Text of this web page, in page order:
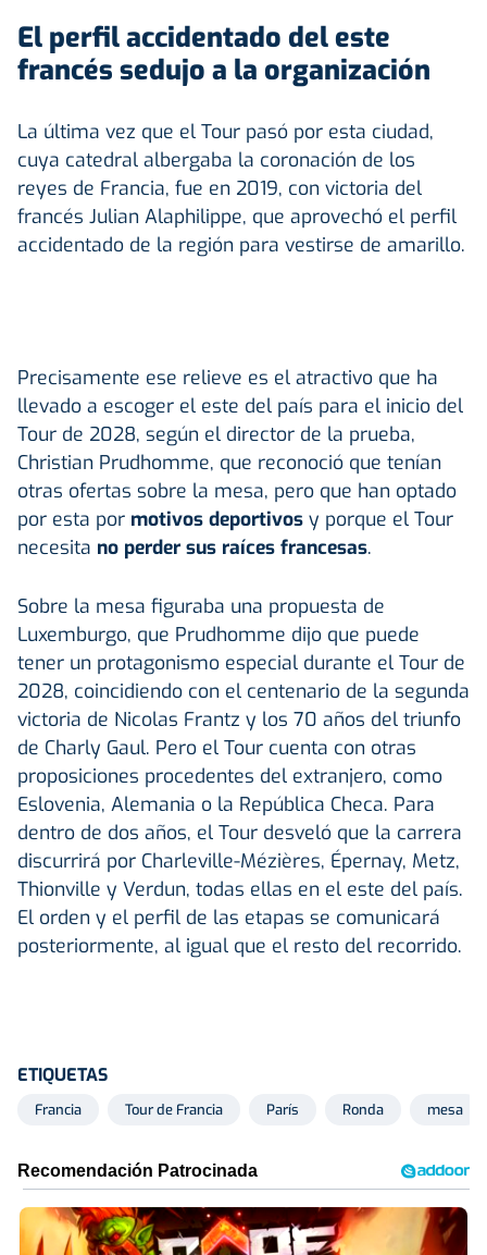
El perfil accidentado del este
francés sedujo a la organización
La última vez que el Tour pasó por esta ciudad,
cuya catedral albergaba la coronación de los
reyes de Francia, fue en 2019, con victoria del
francés Julian Alaphilippe, que aprovechó el perfil
accidentado de la región para vestirse de amarillo.
Precisamente ese relieve es el atractivo que ha
llevado a escoger el este del país para el inicio del
Tour de 2028, según el director de la prueba,
Christian Prudhomme, que reconoció que tenían
otras ofertas sobre la mesa, pero que han optado
por esta por motivos deportivos y porque el Tour
necesita no perder sus raíces francesas.
Sobre la mesa figuraba una propuesta de
Luxemburgo, que Prudhomme dijo que puede
tener un protagonismo especial durante el Tour de
2028, coincidiendo con el centenario de la segunda
victoria de Nicolas Frantz y los 70 años del triunfo
de Charly Gaul. Pero el Tour cuenta con otras
proposiciones procedentes del extranjero, como
Eslovenia, Alemania o la República Checa. Para
dentro de dos años, el Tour desveló que la carrera
discurrirá por Charleville-Mézières, Épernay, Metz,
Thionville y Verdun, todas ellas en el este del país.
El orden y el perfil de las etapas se comunicará
posteriormente, al igual que el resto del recorrido.
ETIQUETAS
Francia Tour de Francia París Ronda mesa